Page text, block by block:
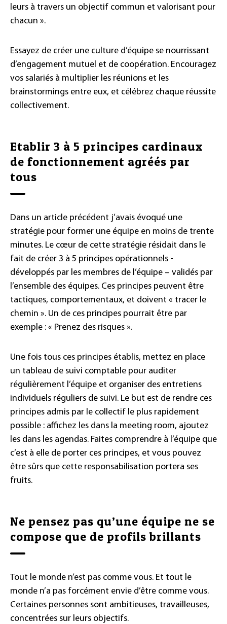
leurs à travers un objectif commun et valorisant pour
chacun ».
Essayez de créer une culture d’équipe se nourrissant
d’engagement mutuel et de coopération. Encouragez
vos salariés à multiplier les réunions et les
brainstormings entre eux, et célébrez chaque réussite
collectivement.
Etablir 3 à 5 principes cardinaux
de fonctionnement agréés par
tous
Dans un article précédent j’avais évoqué une
stratégie pour former une équipe en moins de trente
minutes. Le cœur de cette stratégie résidait dans le
fait de créer 3 à 5 principes opérationnels -
développés par les membres de l’équipe – validés par
l’ensemble des équipes. Ces principes peuvent être
tactiques, comportementaux, et doivent « tracer le
chemin ». Un de ces principes pourrait être par
exemple : « Prenez des risques ».
Une fois tous ces principes établis, mettez en place
un tableau de suivi comptable pour auditer
régulièrement l’équipe et organiser des entretiens
individuels réguliers de suivi. Le but est de rendre ces
principes admis par le collectif le plus rapidement
possible : affichez les dans la meeting room, ajoutez
les dans les agendas. Faites comprendre à l’équipe que
c’est à elle de porter ces principes, et vous pouvez
être sûrs que cette responsabilisation portera ses
fruits.
Ne pensez pas qu’une équipe ne se
compose que de profils brillants
Tout le monde n’est pas comme vous. Et tout le
monde n’a pas forcément envie d’être comme vous.
Certaines personnes sont ambitieuses, travailleuses,
concentrées sur leurs objectifs.